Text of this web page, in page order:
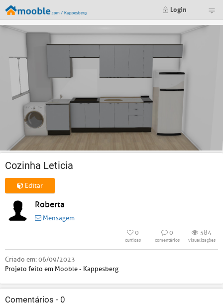
Login
Cozinha Leticia
Editar
Roberta
Mensagem
0
curtidas
0
comentários
384
visualizações
Criado em:06/09/2023
Projeto feito em Mooble - Kappesberg
Comentários - 0